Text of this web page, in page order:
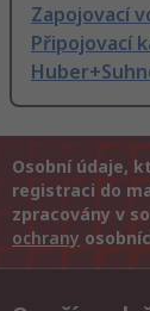
Zapojovací
Připojovací
Osobní údaje,
registraci do
zpracovány v
ochrany